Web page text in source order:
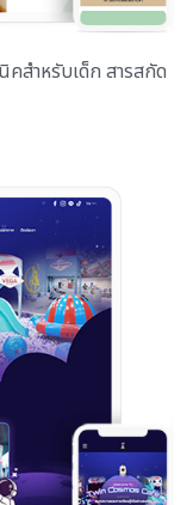
สำหรับเด็ก สารสกัด